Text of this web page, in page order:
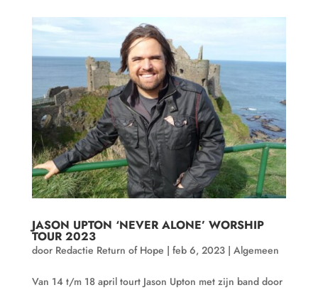
JASON UPTON ‘NEVER ALONE’ WORSHIP
TOUR 2023
door Redactie Return of Hope | feb 6, 2023| Algemeen
Van 14 t/m 18 april tourt Jason Upton met zijn band door